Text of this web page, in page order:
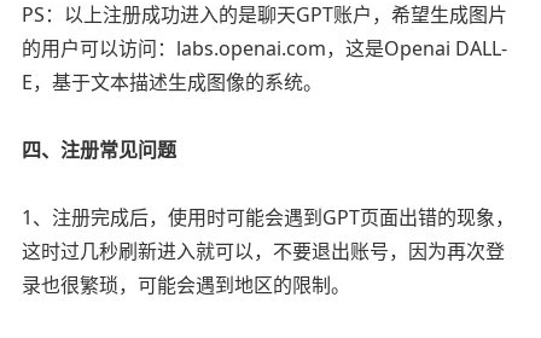
PS：以上注册成功进入的是聊天GPT账户，希望生成图片
的用户可以访问：labs.openai.com，这是Openai DALL-
E，基于文本描述生成图像的系统。
四、注册常见问题
1、注册完成后，使用时可能会遇到GPT页面出错的现象，
这时过几秒刷新进入就可以，不要退出账号，因为再次登
录也很繁琐，可能会遇到地区的限制。